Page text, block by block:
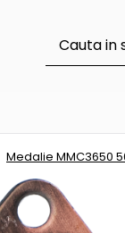
Medalie MMC3650